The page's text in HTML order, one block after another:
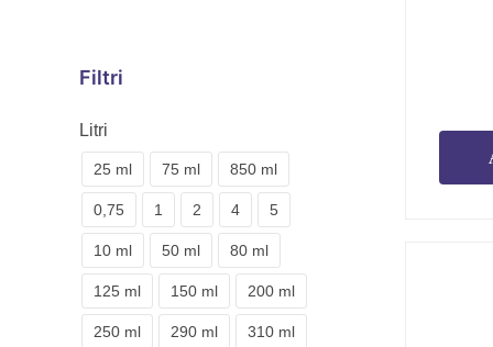
Filtri
Litri
25 ml 75 ml 850 ml
0,75 1 2 4 5
10 ml 50 ml 80 ml
125 ml 150 ml 200 ml
250 ml 290 ml 310 ml